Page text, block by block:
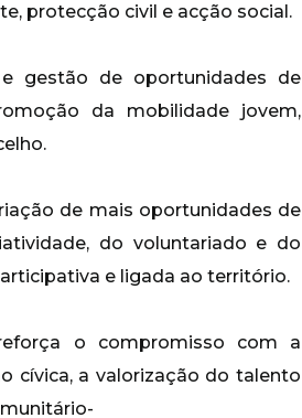
protecção civil e acção social.
gestão de oportunidades de
da mobilidade jovem,
de mais oportunidades de
do voluntariado e do
e ligada ao território.
o compromisso com a
cívica, a valorização do talento